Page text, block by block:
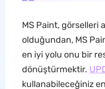
MS Paint, görselleri
olduğundan, MS
en iyi yolu onu bir
dönüştürmektir.
kullanabileceğiniz